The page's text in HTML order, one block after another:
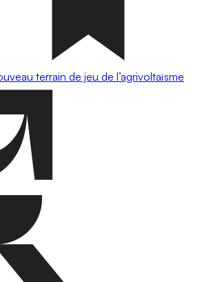
terrain de jeu de l’agrivoltaïsme